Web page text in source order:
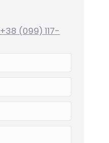
+38 (099) 117-